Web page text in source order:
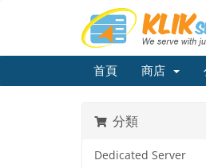
首頁 商店
分類
Dedicated Server